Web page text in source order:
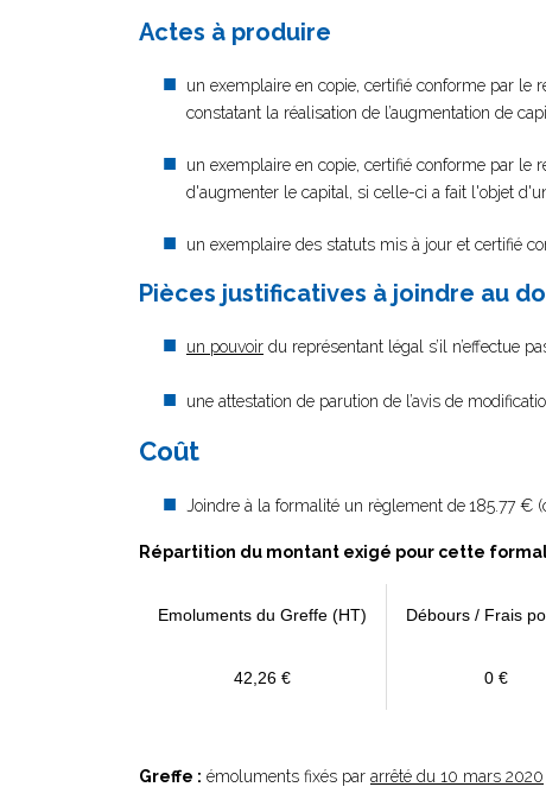
Actes à produire
un exemplaire en copie, certifié conforme par le
constatant la réalisation de l’augmentation de
un exemplaire en copie, certifié conforme par le
d'augmenter le capital, si celle-ci a fait l'objet
un exemplaire des statuts mis à jour et certifié
Pièces justificatives à joindre au
un pouvoir du représentant légal s’il n’effectue
une attestation de parution de l’avis de
Coût
Joindre à la formalité un règlement de185.77 €
Répartition du montant exigé pour cette
Emoluments du Greffe (HT) Débours / Frais
42,26 € 0 €
Greffe : émoluments fixés par arrêté du 10 mars 2020